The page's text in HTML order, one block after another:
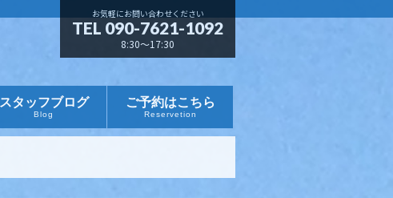
お気軽にお問い合わせください
TEL 090-7621-1092
8:30～17:30
スタッフブログ
Blog
ご予約はこちら
Reservetion